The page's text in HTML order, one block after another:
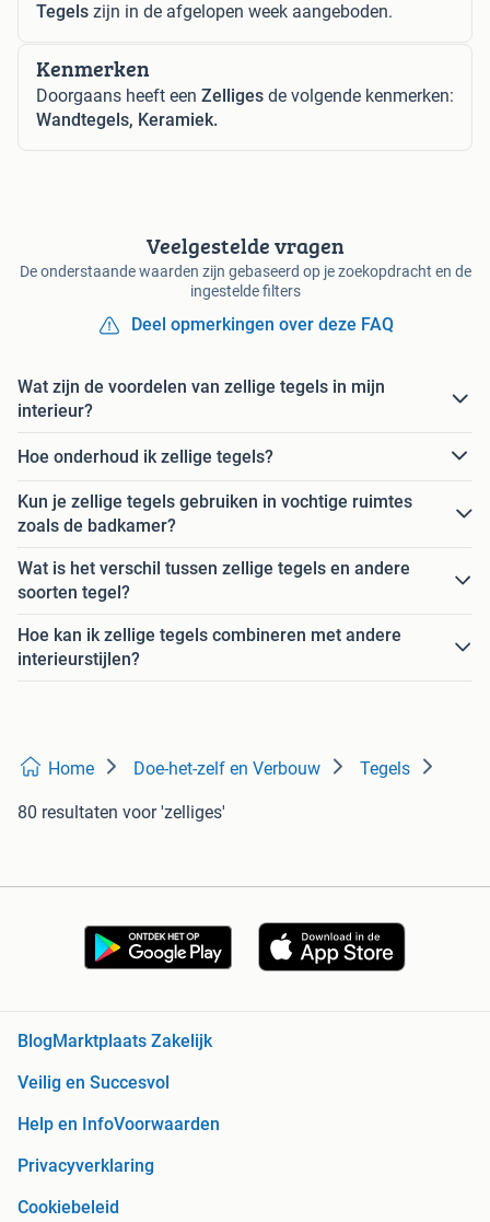
Tegels zijn in de afgelopen week aangeboden.
Kenmerken
Doorgaans heeft een Zelliges de volgende kenmerken:
Wandtegels, Keramiek.
Veelgestelde vragen
De onderstaande waarden zijn gebaseerd op je zoekopdracht en de
ingestelde filters
Deel opmerkingen over deze FAQ
Wat zijn de voordelen van zellige tegels in mijn
interieur?
Hoe onderhoud ik zellige tegels?
Kun je zellige tegels gebruiken in vochtige ruimtes
zoals de badkamer?
Wat is het verschil tussen zellige tegels en andere
soorten tegel?
Hoe kan ik zellige tegels combineren met andere
interieurstijlen?
Home Doe-het-zelf en Verbouw Tegels
80 resultaten voor 'zelliges'
Blog Marktplaats Zakelijk
Veilig en Succesvol
Help en InfoVoorwaarden
Privacyverklaring
Cookiebeleid